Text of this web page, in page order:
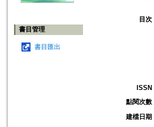
書目管理
書目匯出
目次
ISSN
點閱次數
建檔日期